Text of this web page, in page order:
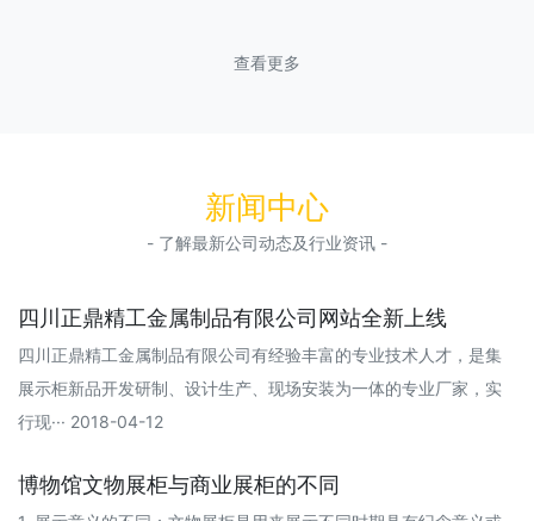
查看更多
新闻中心
- 了解最新公司动态及行业资讯 -
四川正鼎精工金属制品有限公司网站全新上线
四川正鼎精工金属制品有限公司有经验丰富的专业技术人才，是集
展示柜新品开发研制、设计生产、现场安装为一体的专业厂家，实
行现··· 2018-04-12
博物馆文物展柜与商业展柜的不同